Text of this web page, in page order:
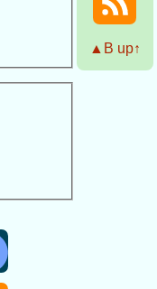
▲Β up↑